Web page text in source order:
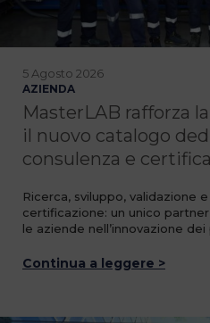
5 Agosto 2026
AZIENDA
MasterLAB rafforza
il nuovo catalogo
consulenza e
Ricerca, sviluppo, validazione
certificazione: un unico
le aziende nell’innovazione
Continua a leggere >